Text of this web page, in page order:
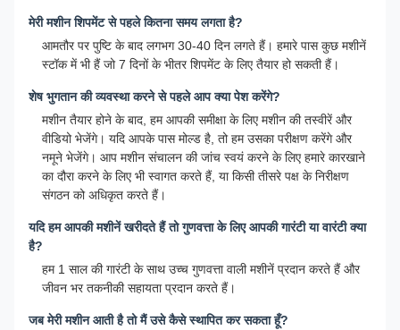
मेरी मशीन शिपमेंट से पहले कितना समय लगता है?
आमतौर पर पुष्टि के बाद लगभग 30-40 दिन लगते हैं। हमारे पास कुछ मशीनें
स्टॉक में भी हैं जो 7 दिनों के भीतर शिपमेंट के लिए तैयार हो सकती हैं।
शेष भुगतान की व्यवस्था करने से पहले आप क्या पेश करेंगे?
मशीन तैयार होने के बाद, हम आपकी समीक्षा के लिए मशीन की तस्वीरें और
वीडियो भेजेंगे। यदि आपके पास मोल्ड है, तो हम उसका परीक्षण करेंगे और
नमूने भेजेंगे। आप मशीन संचालन की जांच स्वयं करने के लिए हमारे कारखाने
का दौरा करने के लिए भी स्वागत करते हैं, या किसी तीसरे पक्ष के निरीक्षण
संगठन को अधिकृत करते हैं।
यदि हम आपकी मशीनें खरीदते हैं तो गुणवत्ता के लिए आपकी गारंटी या वारंटी क्या
है?
हम 1 साल की गारंटी के साथ उच्च गुणवत्ता वाली मशीनें प्रदान करते हैं और
जीवन भर तकनीकी सहायता प्रदान करते हैं।
जब मेरी मशीन आती है तो मैं उसे कैसे स्थापित कर सकता हूँ?